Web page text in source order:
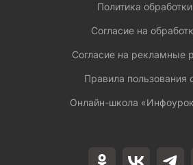
Политика
Согласие на
Согласие на рекламные
Правила пользования
Онлайн-школа